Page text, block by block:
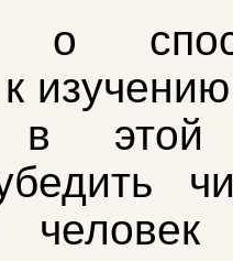
о
в этой